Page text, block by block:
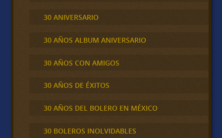
30 ANIVERSARIO
30 AÑOS ALBUM ANIVERSARIO
30 AÑOS CON AMIGOS
30 AÑOS DE ÉXITOS
30 AÑOS DEL BOLERO EN MÉXICO
30 BOLEROS INOLVIDABLES